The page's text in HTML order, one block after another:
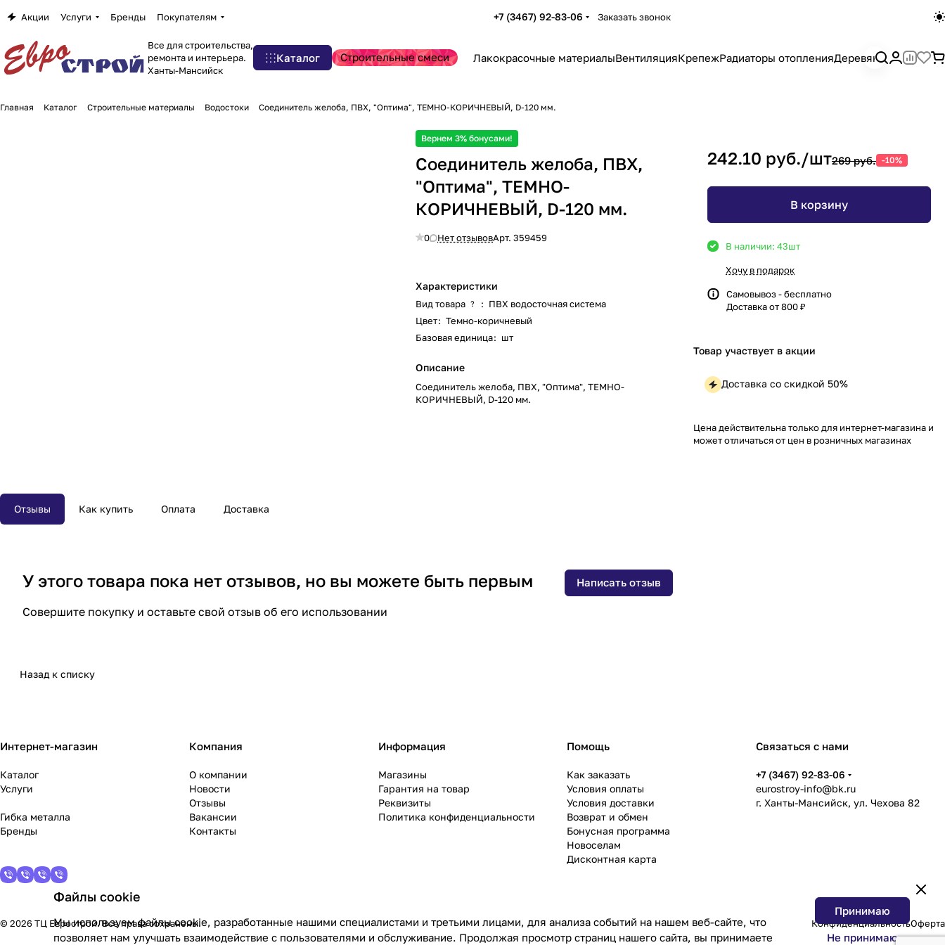
Акции Услуги Бренды Покупателям +7 (3467) 92-83-06 Заказать звонок
Все для строительства,
ремонта и интерьера.
Ханты-Мансийск
Каталог Строительные смеси Лакокрасочные материалыВентиляцияКрепежРадиаторы отопленияДеревянный
Главная Каталог Строительные материалы Водостоки Соединитель желоба, ПВХ, "Оптима", ТЕМНО-КОРИЧНЕВЫЙ, D-120 мм.
Вернем 3% бонусами!
Соединитель желоба, ПВХ,
"Оптима", ТЕМНО-
КОРИЧНЕВЫЙ, D-120 мм.
0 Нет отзывовАрт.359459
Характеристики
Вид товара ? : ПВХ водосточная система
Цвет: Темно-коричневый
Базовая единица: шт
Описание
Соединитель желоба, ПВХ, "Оптима", ТЕМНО-
КОРИЧНЕВЫЙ, D-120 мм.
242.10 руб./шт269 руб. -10%
В корзину
В наличии: 43шт
Хочу в подарок
Самовывоз - бесплатно
Доставка от 800 ₽
Товар участвует в акции
Доставка со скидкой 50%
Цена действительна только для интернет-магазина и
может отличаться от цен в розничных магазинах
Отзывы Как купить Оплата Доставка
У этого товара пока нет отзывов, но вы можете быть первым
Совершите покупку и оставьте свой отзыв об его использовании
Написать отзыв
Назад к списку
Интернет-магазин
Каталог
Услуги
Гибка металла
Бренды
Компания
О компании
Новости
Отзывы
Вакансии
Контакты
Информация
Магазины
Гарантия на товар
Реквизиты
Политика конфиденциальности
Помощь
Как заказать
Условия оплаты
Условия доставки
Возврат и обмен
Бонусная программа
Новоселам
Дисконтная карта
Связаться с нами
+7 (3467) 92-83-06
eurostroy-info@bk.ru
г. Ханты-Мансийск, ул. Чехова 82
© 2026 ТЦ Еврострой. Все права сохранены. КонфиденциальностьОферта
Файлы cookie
Мы используем файлы cookie, разработанные нашими специалистами и третьими лицами, для анализа событий на нашем веб-сайте, что
позволяет нам улучшать взаимодействие с пользователями и обслуживание. Продолжая просмотр страниц нашего сайта, вы принимаете
Принимаю
Не принимаю